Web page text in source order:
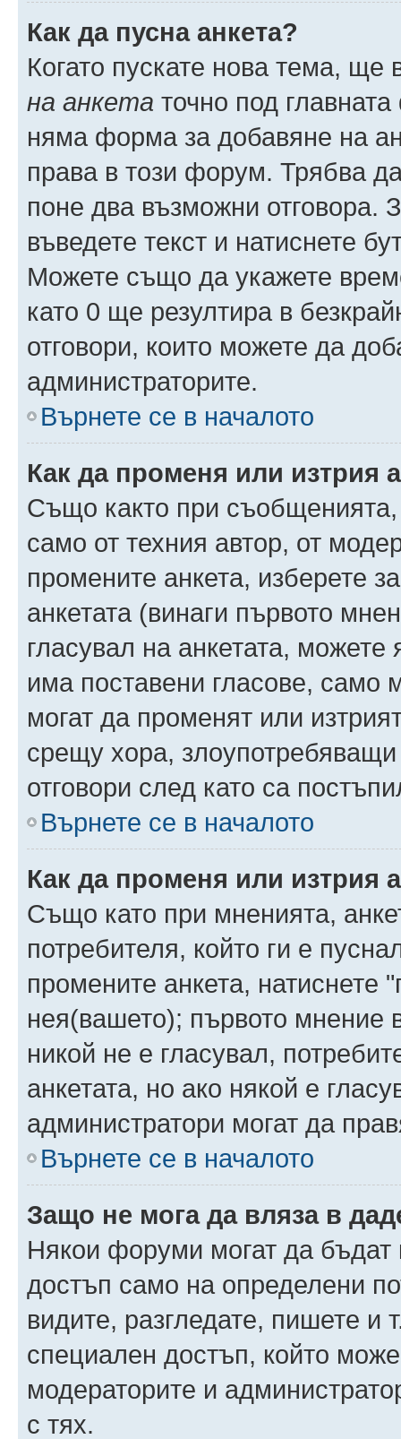
Как да пусна анкета?
Когато пускате нова тема,
на анкета точно под
няма форма за добавяне на
права в този форум. Трябва
поне два възможни отговора.
въведете текст и натиснете
Можете също да укажете
като 0 ще резултира в
отговори, които можете да
администраторите.
Върнете се в началото
Как да променя или изтрия
Също както при съобщенията,
само от техния автор, от
промените анкета, изберете
анкетата (винаги първото
гласувал на анкетата,
има поставени гласове, само
могат да променят или
срещу хора,
отговори след като са
Върнете се в началото
Как да променя или изтрия
Също като при мненията,
потребителя, който ги е
промените анкета, натиснете
нея(вашето); първото мнение
никой не е гласувал,
анкетата, но ако някой е
администратори могат да
Върнете се в началото
Защо не мога да вляза в
Някои форуми могат да бъдат
достъп само на определени
видите, разгледате, пишете
специален достъп, който
модераторите и
с тях.